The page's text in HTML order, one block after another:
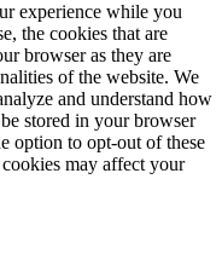
experience while you
the cookies that are
browser as they are
of the website. We
and understand how
stored in your browser
option to opt-out of these
may affect your